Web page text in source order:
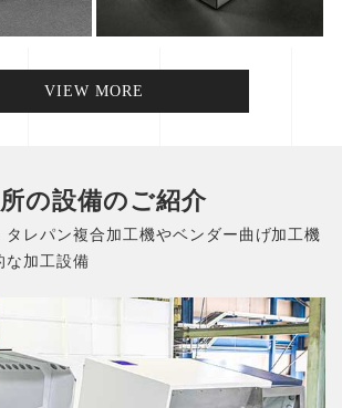
VIEW MORE
の設備のご紹介
タレパン複合加工機やベンダー曲げ加工機
な加工設備